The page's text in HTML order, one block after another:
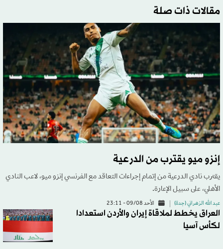
مقالات ذات صلة
إنزو ميو يقترب من الدرعية
يقترب نادي الدرعية من إتمام إجراءات التعاقد مع الفرنسي إنزو ميو، لاعب النادي
الأهلي، على سبيل الإعارة.
عبد الله الزهراني (جدة) الأحد 09/08 - 23:11
العراق يخطط لملاقاة إيران والأردن استعدادا
لكأس آسيا